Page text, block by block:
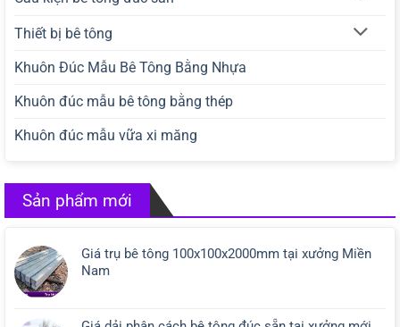
Thiết bị bê tông
Khuôn Đúc Mẫu Bê Tông Bằng Nhựa
Khuôn đúc mẫu bê tông bằng thép
Khuôn đúc mẫu vữa xi măng
Sản phẩm mới
Giá trụ bê tông 100x100x2000mm tại xưởng Miền
Nam